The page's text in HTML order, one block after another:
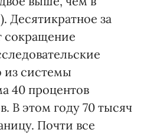
Десятикратное за
сокращение
из системы
40 процентов
В этом году 70 тысяч
Почти все